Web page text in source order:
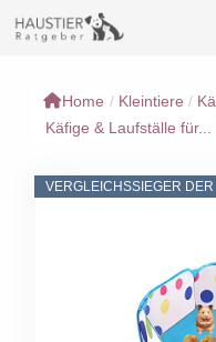
Inhalt
Home / Kleintiere /
Käfige & Laufställe für...
VERGLEICHSSIEGER